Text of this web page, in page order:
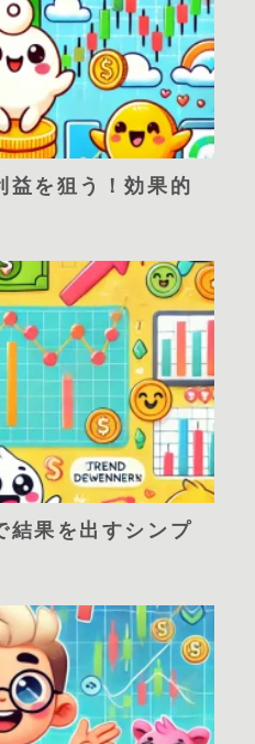
益を狙う！効果的
結果を出すシンプ